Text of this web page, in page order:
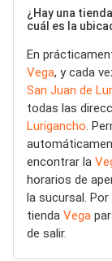
¿Hay una
cuál es la
En
Vega, y cada
San Juan de
todas las
Lurigancho.
encontrar la
horarios de
la sucursal.
tienda Vega
de salir.